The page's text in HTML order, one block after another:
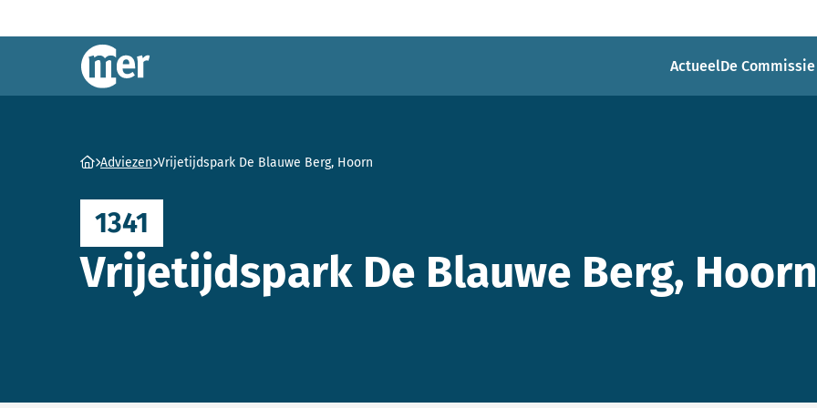
Commissie mer
ActueelDe
Ga naar homepage
Adviezen Vrijetijdspark De Blauwe Berg, Hoorn
1341
Vrijetijdspark De Blauwe Berg, Hoorn